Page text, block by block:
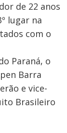
de 22 anos
lugar na
com o
Paraná, o
Barra
e vice-
Brasileiro